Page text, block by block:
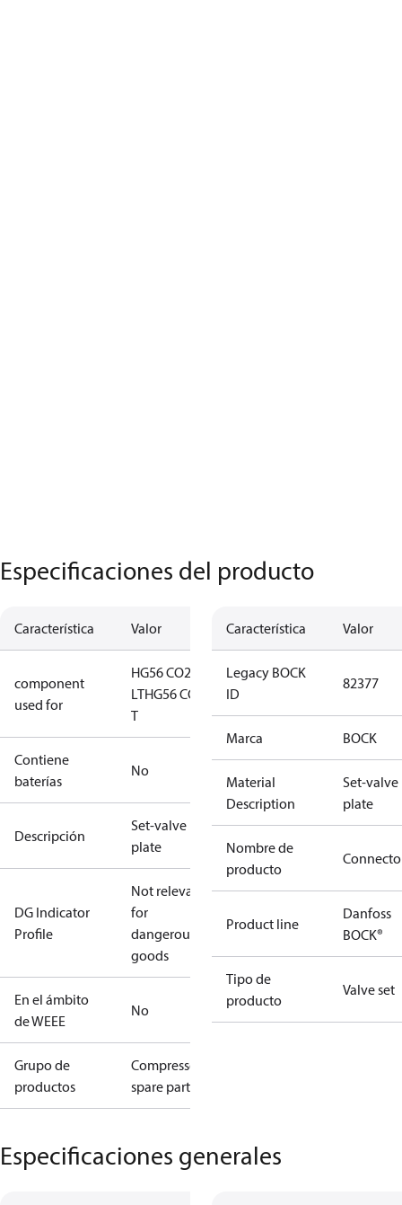
Especificaciones del producto
Característica Valor
component
used for
HG56 CO2
LTHG56 CO2
T
Contiene
baterías
No
Descripción
Set-valve
plate
DG Indicator
Profile
Not relevant
for
dangerous
goods
En el ámbito
de WEEE
No
Grupo de
productos
Compressors
spare parts
Característica Valor
Legacy BOCK
ID
82377
Marca BOCK
Material
Description
Set-valve
plate
Nombre de
producto
Product line
Danfoss
BOCK®
Tipo de
producto
Valve set
Especificaciones generales